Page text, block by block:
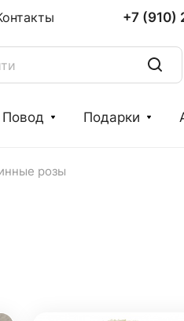
+7 (910)
Повод Подарки
розы